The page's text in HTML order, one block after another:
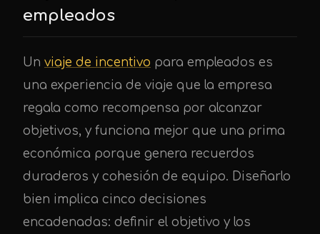
empleados
Un viaje de incentivo para empleados es
una experiencia de viaje que la empresa
regala como recompensa por alcanzar
objetivos, y funciona mejor que una prima
económica porque genera recuerdos
duraderos y cohesión de equipo. Diseñarlo
bien implica cinco decisiones
encadenadas: definir el objetivo y los